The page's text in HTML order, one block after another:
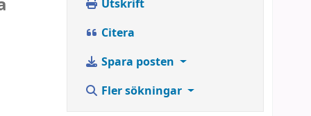
Utskrift
Citera
Spara posten
Fler sökningar